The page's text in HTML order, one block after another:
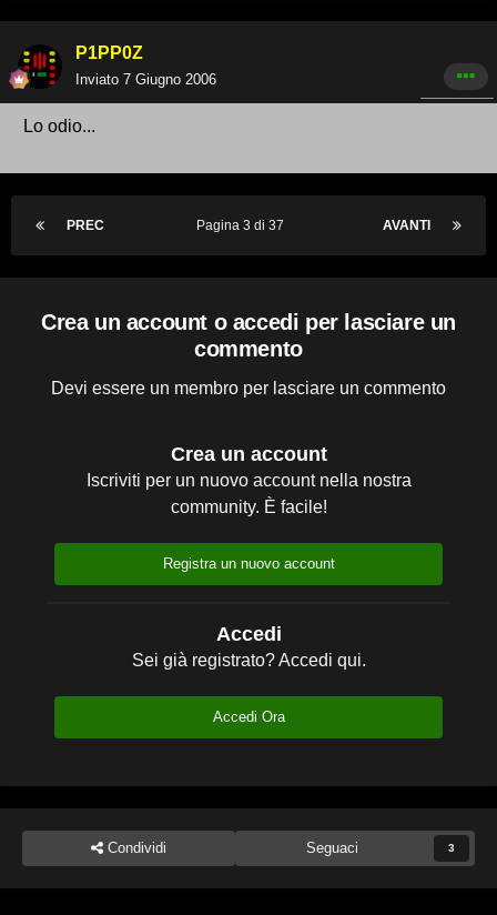
P1PP0Z
Inviato 7 Giugno 2006
Lo odio...
PREC AVANTI
Pagina 3 di 37
Crea un account o accedi per lasciare un
commento
Devi essere un membro per lasciare un commento
Crea un account
Iscriviti per un nuovo account nella nostra
community. È facile!
Registra un nuovo account
Accedi
Sei già registrato? Accedi qui.
Accedi Ora
Condividi Seguaci 3